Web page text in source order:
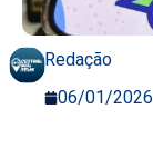
Redação
06/01/2026